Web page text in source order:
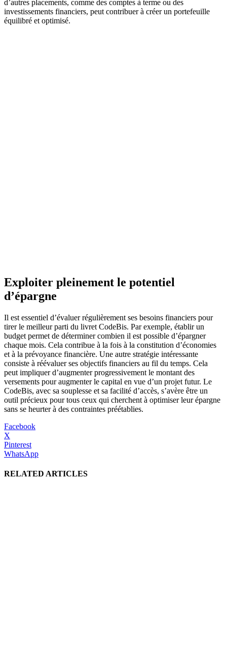
d’autres placements, comme des comptes à terme ou des
investissements financiers, peut contribuer à créer un portefeuille
équilibré et optimisé.
Exploiter pleinement le potentiel
d’épargne
Il est essentiel d’évaluer régulièrement ses besoins financiers pour
tirer le meilleur parti du livret CodeBis. Par exemple, établir un
budget permet de déterminer combien il est possible d’épargner
chaque mois. Cela contribue à la fois à la constitution d’économies
et à la prévoyance financière. Une autre stratégie intéressante
consiste à réévaluer ses objectifs financiers au fil du temps. Cela
peut impliquer d’augmenter progressivement le montant des
versements pour augmenter le capital en vue d’un projet futur. Le
CodeBis, avec sa souplesse et sa facilité d’accès, s’avère être un
outil précieux pour tous ceux qui cherchent à optimiser leur épargne
sans se heurter à des contraintes préétablies.
Facebook
X
Pinterest
WhatsApp
RELATED ARTICLES